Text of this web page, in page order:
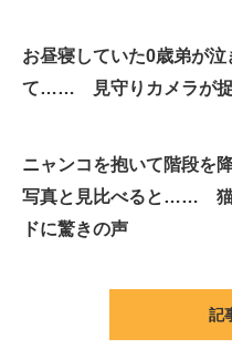
お昼寝していた0歳弟が
て…… 見守りカメラが捉
ニャンコを抱いて階段を
写真と見比べると…… 猫
ドに驚きの声
記